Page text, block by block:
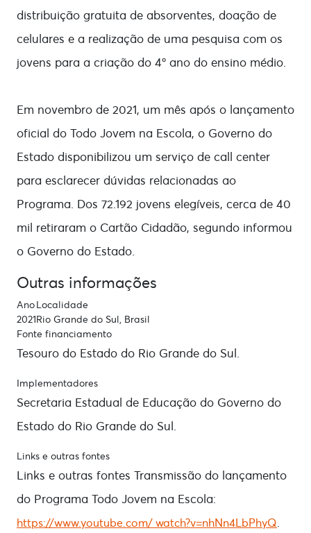
distribuição gratuita de absorventes, doação de
celulares e a realização de uma pesquisa com os
jovens para a criação do 4º ano do ensino médio.
Em novembro de 2021, um mês após o lançamento
oficial do Todo Jovem na Escola, o Governo do
Estado disponibilizou um serviço de call center
para esclarecer dúvidas relacionadas ao
Programa. Dos 72.192 jovens elegíveis, cerca de 40
mil retiraram o Cartão Cidadão, segundo informou
o Governo do Estado.
Outras informações
Ano
2021
Localidade
Rio Grande do Sul, Brasil
Fonte financiamento
Tesouro do Estado do Rio Grande do Sul.
Implementadores
Secretaria Estadual de Educação do Governo do
Estado do Rio Grande do Sul.
Links e outras fontes
Links e outras fontes Transmissão do lançamento
do Programa Todo Jovem na Escola:
https://www.youtube.com/ watch?v=nhNn4LbPhyQ.